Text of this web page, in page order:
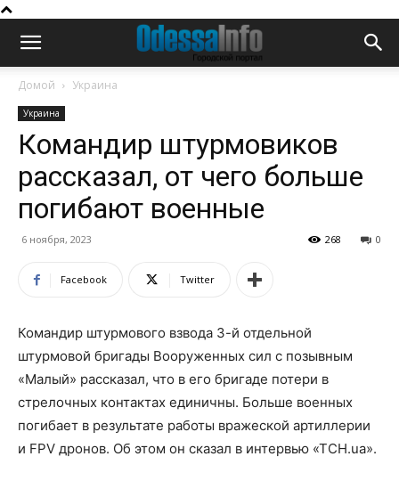
Домой Украина
Украина
Командир штурмовиков
рассказал, от чего больше
погибают военные
6 ноября, 2023 0
268
Facebook Twitter
Командир штурмового взвода 3-й отдельной
штурмовой бригады Вооруженных сил с позывным
«Малый» рассказал, что в его бригаде потери в
стрелочных контактах единичны. Больше военных
погибает в результате работы вражеской артиллерии
и FPV дронов. Об этом он сказал в интервью «ТСН.ua».